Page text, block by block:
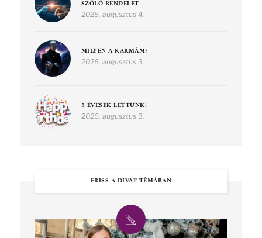
SZÓLÓ RENDELET
2026. augusztus 4.
MILYEN A KARMÁM?
2026. augusztus 3.
5 ÉVESEK LETTÜNK!
2026. augusztus 3.
FRISS A DIVAT TÉMÁBAN